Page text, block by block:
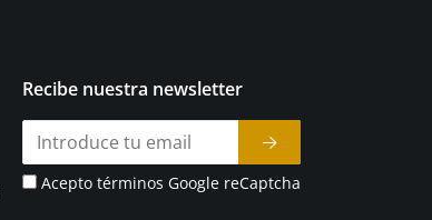
Recibe nuestra newsletter
Acepto términos Google reCaptcha